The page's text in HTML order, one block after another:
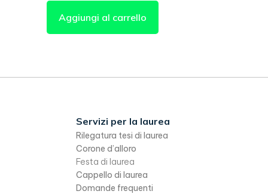
Aggiungi al carrello
Servizi per la laurea
Rilegatura tesi di laurea
Corone d’alloro
Festa di laurea
Cappello di laurea
Domande frequenti